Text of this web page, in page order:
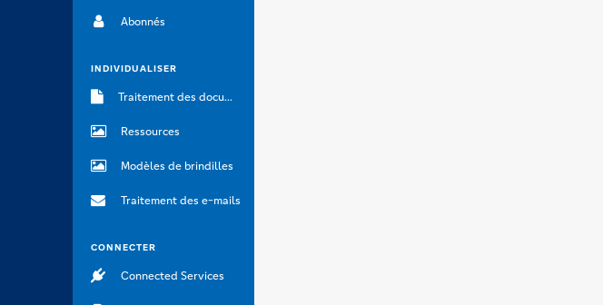
Abonnés
INDIVIDUALISER
Traitement des documents
Ressources
Modèles de brindilles
Traitement des e-mails
CONNECTER
Connected Services